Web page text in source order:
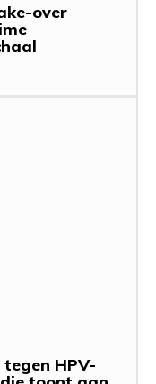
over
HPV-